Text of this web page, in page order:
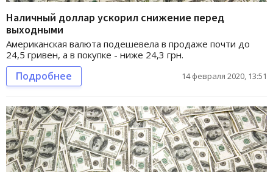
Наличный доллар ускорил снижение перед
выходными
Американская валюта подешевела в продаже почти до
24,5 гривен, а в покупке - ниже 24,3 грн.
Подробнее 14 февраля 2020, 13:51